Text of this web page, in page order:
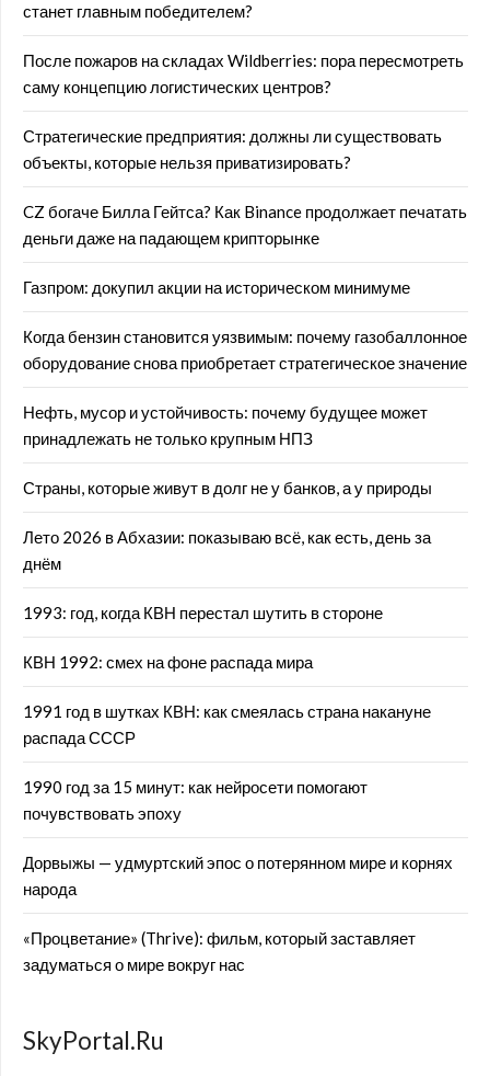
станет главным победителем?
После пожаров на складах Wildberries: пора пересмотреть
саму концепцию логистических центров?
Стратегические предприятия: должны ли существовать
объекты, которые нельзя приватизировать?
CZ богаче Билла Гейтса? Как Binance продолжает печатать
деньги даже на падающем крипторынке
Газпром: докупил акции на историческом минимуме
Когда бензин становится уязвимым: почему газобаллонное
оборудование снова приобретает стратегическое значение
Нефть, мусор и устойчивость: почему будущее может
принадлежать не только крупным НПЗ
Страны, которые живут в долг не у банков, а у природы
Лето 2026 в Абхазии: показываю всё, как есть, день за
днём
1993: год, когда КВН перестал шутить в стороне
КВН 1992: смех на фоне распада мира
1991 год в шутках КВН: как смеялась страна накануне
распада СССР
1990 год за 15 минут: как нейросети помогают
почувствовать эпоху
Дорвыжы — удмуртский эпос о потерянном мире и корнях
народа
«Процветание» (Thrive): фильм, который заставляет
задуматься о мире вокруг нас
SkyPortal.Ru